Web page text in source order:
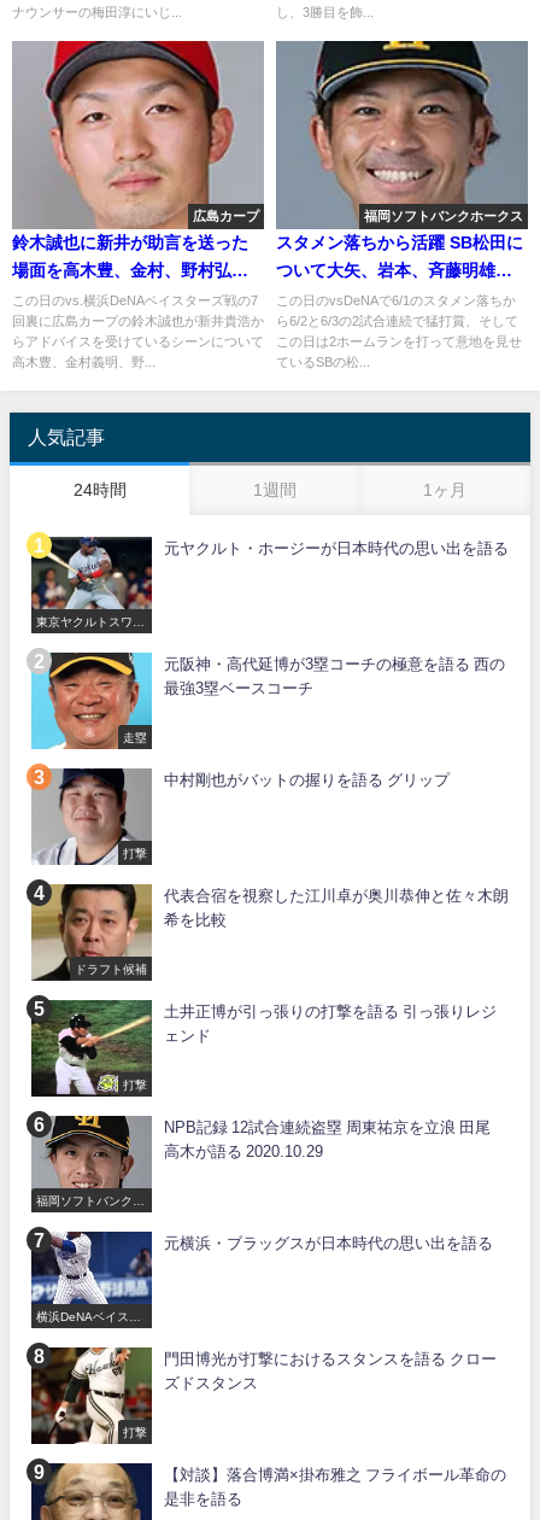
ナウンサーの梅田淳にいじ...
し、3勝目を飾...
広島カープ
鈴木誠也に新井が助言を送った
場面を高木豊、金村、野村弘樹
が語る 2018年9月12日
この日のvs.横浜DeNAベイスターズ戦の7
回裏に広島カープの鈴木誠也が新井貴浩か
らアドバイスを受けているシーンについて
高木豊、金村義明、野...
福岡ソフトバンクホークス
スタメン落ちから活躍 SB松田に
ついて大矢、岩本、斉藤明雄が
語る 2018年6月3日
この日のvsDeNAで6/1のスタメン落ちか
ら6/2と6/3の2試合連続で猛打賞、そして
この日は2ホームランを打って意地を見せ
ているSBの松...
人気記事
24時間 1週間 1ヶ月
東京ヤクルトスワロ
元ヤクルト・ホージーが日本時代の思い出を語る
走塁
元阪神・高代延博が3塁コーチの極意を語る 西の
最強3塁ベースコーチ
打撃
中村剛也がバットの握りを語る グリップ
ドラフト候補
代表合宿を視察した江川卓が奥川恭伸と佐々木朗
希を比較
打撃
土井正博が引っ張りの打撃を語る 引っ張りレジ
ェンド
福岡ソフトバンクホ
NPB記録 12試合連続盗塁 周東祐京を立浪 田尾
高木が語る 2020.10.29
横浜DeNAベイスタ
元横浜・ブラッグスが日本時代の思い出を語る
打撃
門田博光が打撃におけるスタンスを語る クロー
ズドスタンス
【対談】落合博満×掛布雅之 フライボール革命の
是非を語る